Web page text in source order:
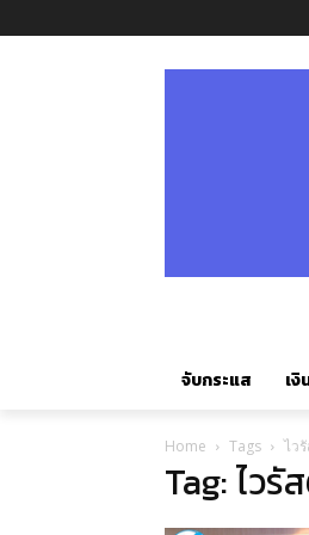
จับกระแส เ
Home Tags ไว
Tag: ไว